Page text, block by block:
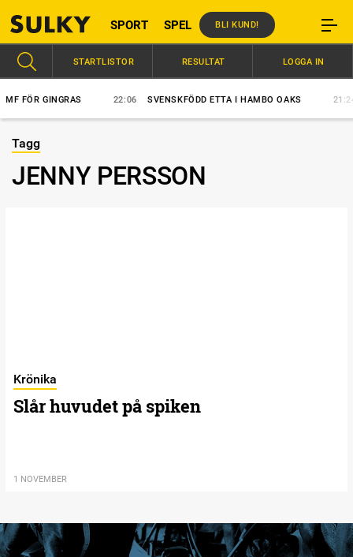
SPORT SPEL BLI KUND!
FÖR GINGRAS 22:06 SVENSKFÖDD ETTA I HAMBO OAKS 21:24
STARTLISTOR RESULTAT LOGGA IN
Tagg
JENNY PERSSON
Krönika
Slår huvudet på spiken
1 NOVEMBER